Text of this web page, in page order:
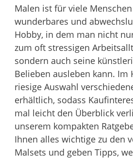
Malen ist für viele
wunderbares und
Hobby, in dem man nicht
zum oft stressigen
sondern auch seine
Belieben ausleben kann. Im
riesige Auswahl
erhältlich, sodass
mal leicht den Überblick
unserem kompakten
Ihnen alles wichtige zu den
Malsets und geben Tipps,